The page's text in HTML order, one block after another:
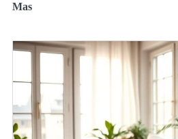
Mas